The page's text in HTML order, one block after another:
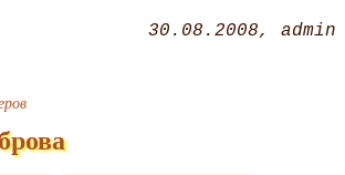
30.08.2008 admin